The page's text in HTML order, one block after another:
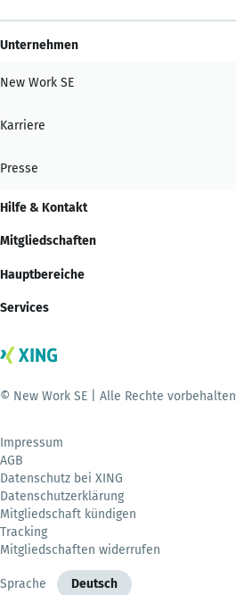
Unternehmen
New Work SE
Karriere
Presse
Hilfe & Kontakt
Mitgliedschaften
Hauptbereiche
Services
© New Work SE | Alle Rechte vorbehalten
Impressum
AGB
Datenschutz bei XING
Datenschutzerklärung
Mitgliedschaft kündigen
Tracking
Mitgliedschaften widerrufen
Sprache Deutsch